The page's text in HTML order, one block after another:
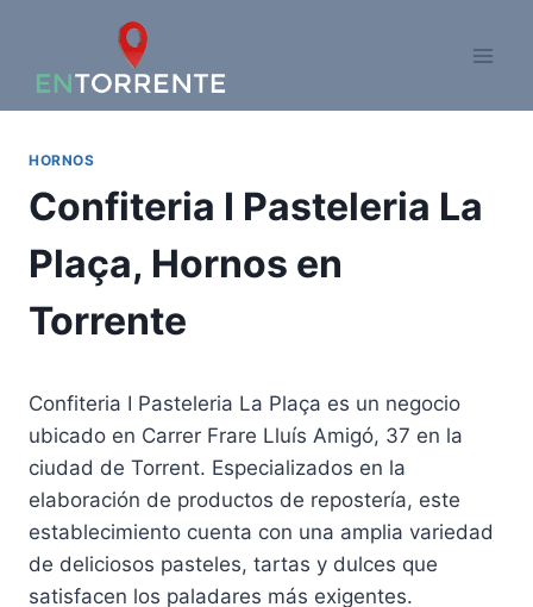
contenido
HORNOS
Confiteria I Pasteleria La
Plaça, Hornos en
Torrente
Confiteria I Pasteleria La Plaça es un negocio
ubicado en Carrer Frare Lluís Amigó, 37 en la
ciudad de Torrent. Especializados en la
elaboración de productos de repostería, este
establecimiento cuenta con una amplia variedad
de deliciosos pasteles, tartas y dulces que
satisfacen los paladares más exigentes.